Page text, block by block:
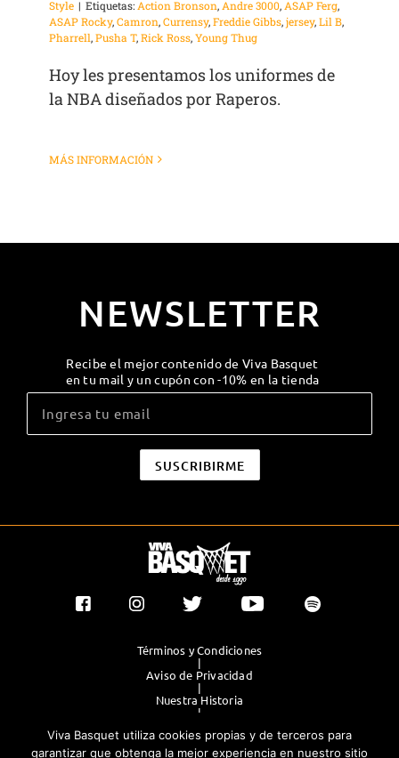
Style | Etiquetas:Action Bronson,Andre 3000,ASAP Ferg,
ASAP Rocky,Camron,Currensy,Freddie Gibbs,jersey,Lil B,
Pharrell,Pusha T,Rick Ross,Young Thug
Hoy les presentamos los uniformes de
la NBA diseñados por Raperos.
MÁS INFORMACIÓN
NEWSLETTER
Recibe el mejor contenido de Viva Basquet
en tu mail y un cupón con -10% en la tienda
Términos y Condiciones
|
Aviso de Privacidad
|
Nuestra Historia
|
|
Publicidad
Viva Basquet utiliza cookies propias y de terceros para
garantizar que obtenga la mejor experiencia en nuestro sitio